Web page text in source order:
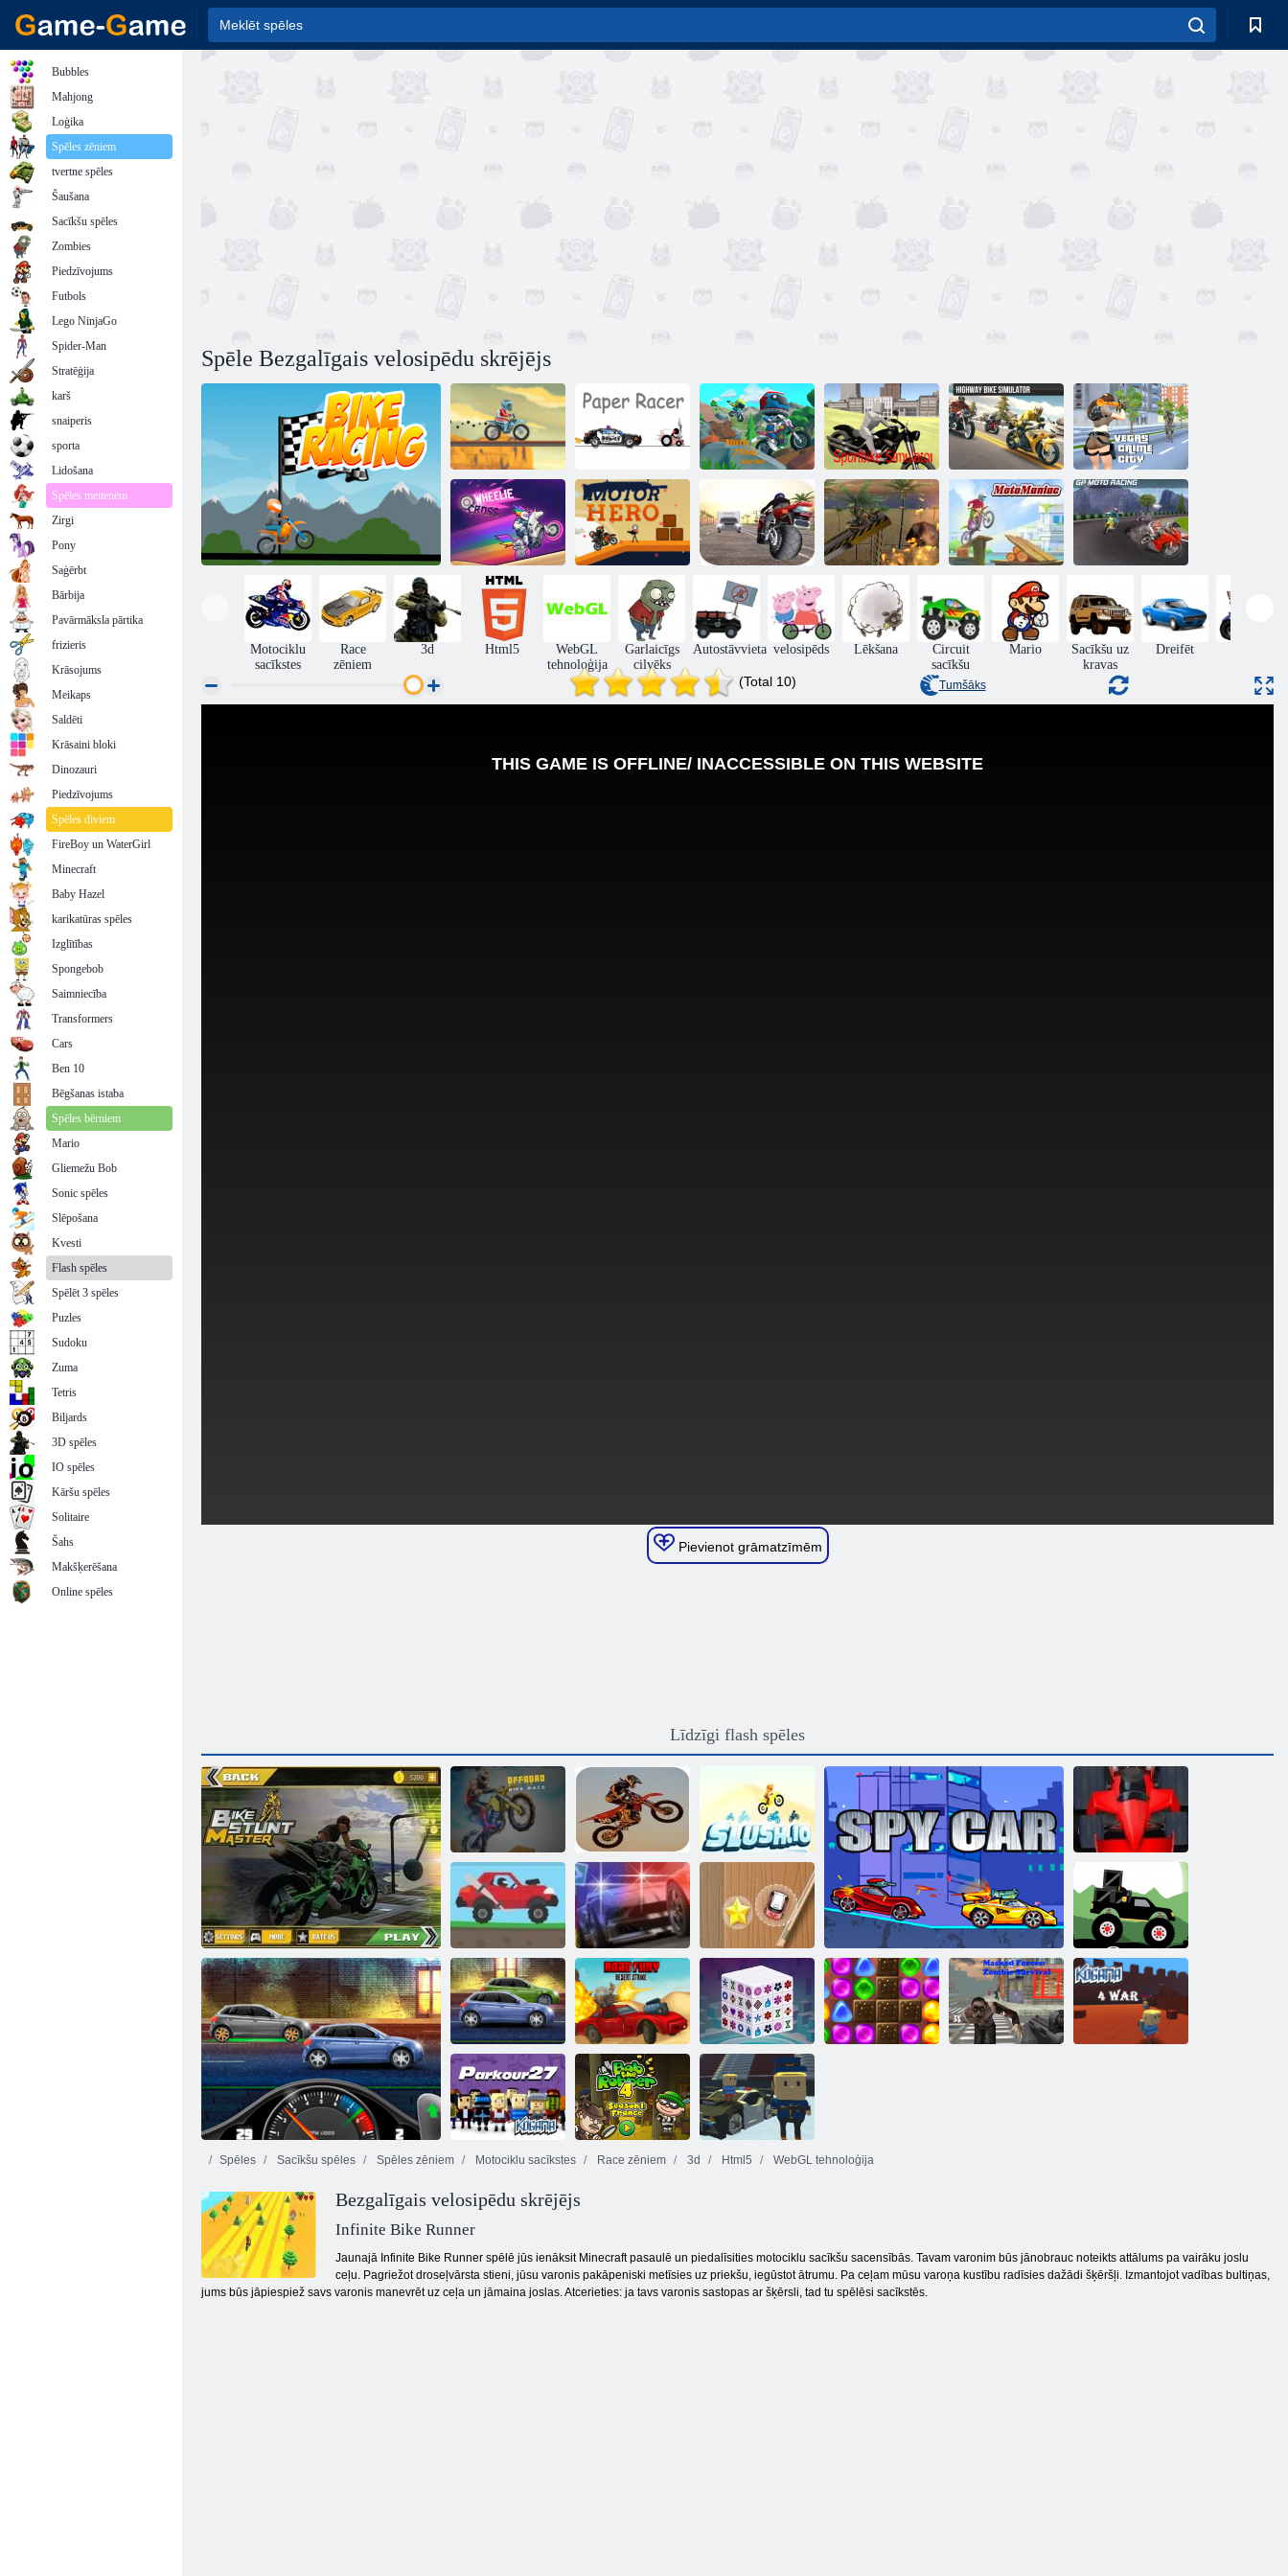
Spēle Bezgalīgais velosipēdu skrējējs
X-trial Racing Papīra braucējs
Moto sacīkstes
sacensības
Sporta
velosipēdu
simulators
Autoceļu
velosipēdu
simulators
Vegas Crime
City
Wheelie krusts Motoru varonis
Ekstrēmo
velosipēdu
sacīkstes
Ekstrēmais
velosipēdists
Moto maniaks
GP Moto
Racing
Motociklu
sacīkstes
Race
zēniem
3d Html5
WebGL
tehnoloģija
Garlaicīgs
cilvēks
Autostāvvieta velosipēds Lēkšana
Circuit
sacīkšu
Mario
Sacīkšu uz
kravas
Dreifēt
(Total 10) Tumšāks
Pievienot grāmatzīmēm
Līdzīgi flash spēles
Velosipēdu stunts Master
Velosipēdu
sacīkstes
Neiespējami
velosipēdu
triecieni
Iešņorēt. es Formula drudzis
Augstas
sacīkstes 2
Vajāšana uz ielas
Mini sacīkšu
skriešanās
Monster Truck
Meža Piegāde
Varens Motors
Fury tuksneša
streika ceļš
Mahjong
Dimensions
Kogama:
Parkour 27
Spēles Sacīkšu spēles Spēles zēniem Motociklu sacīkstes Race zēniem 3d Html5 WebGL tehnoloģija
Bezgalīgais velosipēdu skrējējs
Infinite Bike Runner
Jaunajā Infinite Bike Runner spēlē jūs ienāksit Minecraft pasaulē un piedalīsities motociklu sacīkšu sacensībās. Tavam varonim būs jānobrauc noteikts attālums pa vairāku joslu
ceļu. Pagriežot droseļvārsta stieni, jūsu varonis pakāpeniski metīsies uz priekšu, iegūstot ātrumu. Pa ceļam mūsu varoņa kustību radīsies dažādi šķēršļi. Izmantojot vadības bultiņas,
jums būs jāpiespiež savs varonis manevrēt uz ceļa un jāmaina joslas. Atcerieties: ja tavs varonis sastopas ar šķērsli, tad tu spēlēsi sacīkstēs.
Bubbles
Mahjong
Loģika
Spēles zēniem
tvertne spēles
Šaušana
Sacīkšu spēles
Zombies
Piedzīvojums
Futbols
Lego NinjaGo
Spider-Man
Stratēģija
karš
snaiperis
sporta
Lidošana
Spēles meitenēm
Zirgi
Pony
Saģērbt
Bārbija
Pavārmāksla pārtika
frizieris
Krāsojums
Meikaps
Saldēti
Krāsaini bloki
Dinozauri
Piedzīvojums
Spēles diviem
FireBoy un WaterGirl
Minecraft
Baby Hazel
karikatūras spēles
Izglītības
Spongebob
Saimniecība
Transformers
Cars
Ben 10
Bēgšanas istaba
Spēles bērniem
Mario
Gliemežu Bob
Sonic spēles
Slēpošana
Kvesti
Flash spēles
Spēlēt 3 spēles
Puzles
Sudoku
Zuma
Tetris
Biljards
3D spēles
IO spēles
Kāršu spēles
Solitaire
Šahs
Makšķerēšana
Online spēles